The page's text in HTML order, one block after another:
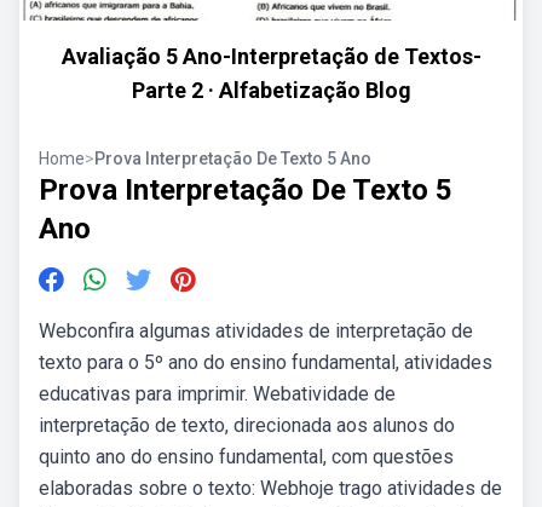
Avaliação 5 Ano-Interpretação de Textos-
Parte 2 · Alfabetização Blog
Home>Prova Interpretação De Texto 5 Ano
Prova Interpretação De Texto 5
Ano
Webconfira algumas atividades de interpretação de
texto para o 5º ano do ensino fundamental, atividades
educativas para imprimir. Webatividade de
interpretação de texto, direcionada aos alunos do
quinto ano do ensino fundamental, com questões
elaboradas sobre o texto: Webhoje trago atividades de